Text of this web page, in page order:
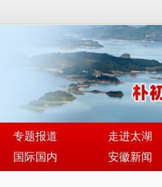
专题报道 走进太湖
国际国内 安徽新闻